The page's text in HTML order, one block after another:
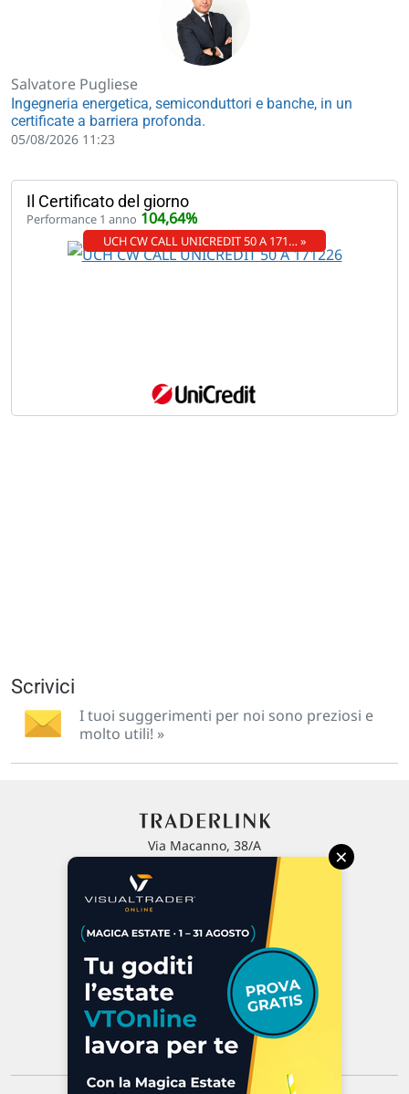
Salvatore Pugliese
Ingegneria energetica, semiconduttori e banche, in un
certificate a barriera profonda.
05/08/2026 11:23
Il Certificato del giorno
Performance 1 anno 104,64%
UCH CW CALL UNICREDIT 50 A 171… »
Scrivici
I tuoi suggerimenti per noi sono preziosi e
molto utili! »
Via Macanno, 38/A
P.IVA 02 452 460 401
Chi siamo
Commenti e segnalazioni
Contattaci
×